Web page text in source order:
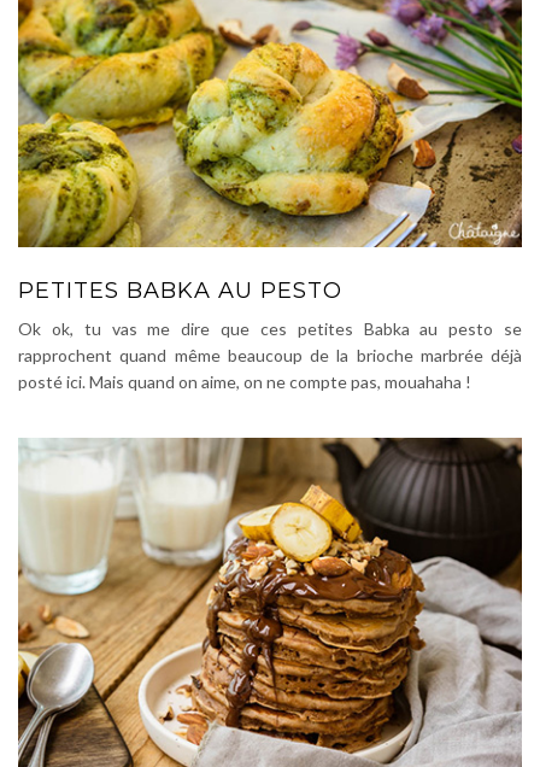
PETITES BABKA AU PESTO
Ok ok, tu vas me dire que ces petites Babka au pesto se
rapprochent quand même beaucoup de la brioche marbrée déjà
posté ici. Mais quand on aime, on ne compte pas, mouahaha !